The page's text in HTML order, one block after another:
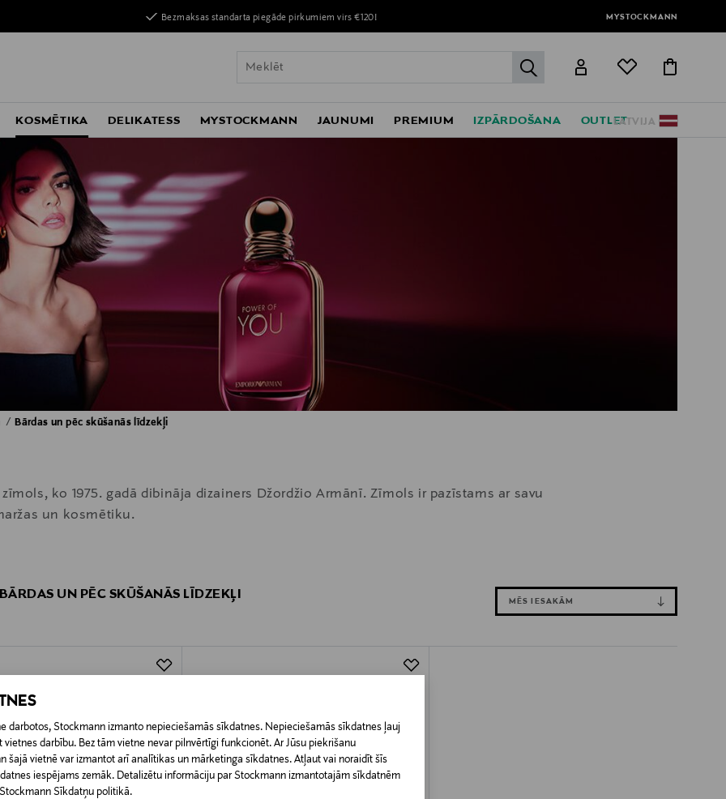
darbotos, Stockmann izmanto nepieciešamās sīkdatnes. Nepieciešamās sīkdatnes ļauj
vietnes darbību. Bez tām vietne nevar pilnvērtīgi funkcionēt. Ar Jūsu piekrišanu
šajā vietnē var izmantot arī analītikas un mārketinga sīkdatnes. Atļaut vai noraidīt šīs
iespējams zemāk. Detalizētu informāciju par Stockmann izmantotajām sīkdatnēm
Sīkdatņu politikā.
Bezmaksas standarta piegāde pirkumiem virs €120! MYSTOCKMANN
label.header.go
LATVIJA
KOSMĒTIKA DELIKATESS MYSTOCKMANN JAUNUMI PREMIUM IZPĀRDOŠANA OUTLET
Bārdas un pēc skūšanās līdzekļi
ko 1975. gadā dibināja dizainers Džordžio Armānī. Zīmols ir pazīstams ar savu
un kosmētiku.
UN PĒC SKŪŠANĀS LĪDZEKĻI MĒS IESAKĀM